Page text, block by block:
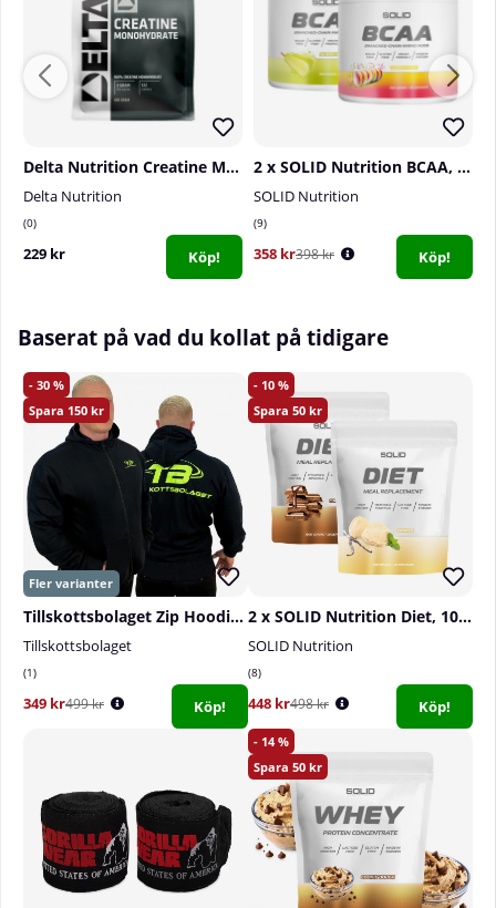
Delta Nutrition Creatine Monohydrate, 400 g
Delta Nutrition
0
229 kr Köp!
2 x SOLID Nutrition BCAA, 300 g
SOLID Nutrition
9
358 kr398 kr Köp!
Baserat på vad du kollat på tidigare
30
150
Tillskottsbolaget Zip Hoodie, black
Tillskottsbolaget
1
349 kr499 kr Köp!
10
50
2 x SOLID Nutrition Diet, 1000 g
SOLID Nutrition
8
448 kr498 kr Köp!
14
50